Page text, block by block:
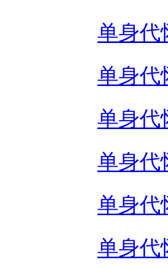
单身代
单身代
单身代
单身代
单身代
单身代